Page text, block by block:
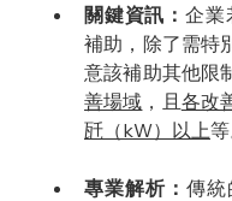
關鍵資訊： 企業
補助，除了需特
意該補助其他限
善場域 ，且 各改
瓩（kW）以上等
專業解析：傳統